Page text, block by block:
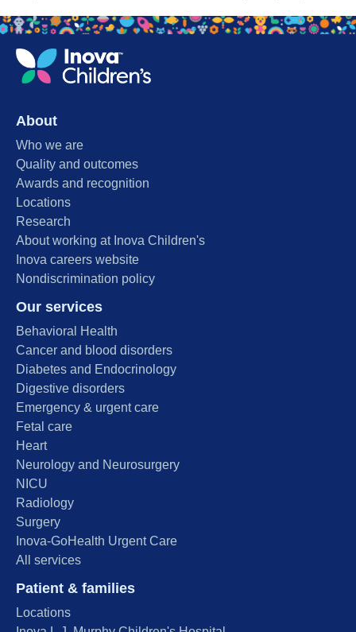
About
Who we are
Quality and outcomes
Awards and recognition
Locations
Research
About working at Inova Children's
Inova careers website
Nondiscrimination policy
Our services
Behavioral Health
Cancer and blood disorders
Diabetes and Endocrinology
Digestive disorders
Emergency & urgent care
Fetal care
Heart
Neurology and Neurosurgery
NICU
Radiology
Surgery
Inova-GoHealth Urgent Care
All services
Patient & families
Locations